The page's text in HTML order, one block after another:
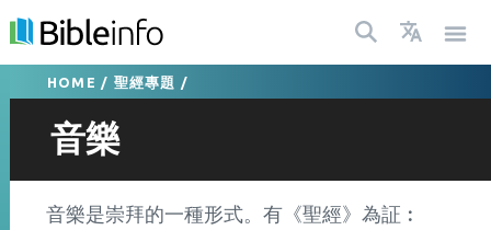
HOME / 聖經專題 /
音樂
音樂是崇拜的一種形式。有《聖經》為証︰